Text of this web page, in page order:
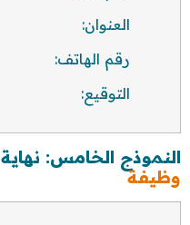
العنوان:
رقم الهاتف:
التوقيع:
النموذج الخامس: نهاية
وظيفة